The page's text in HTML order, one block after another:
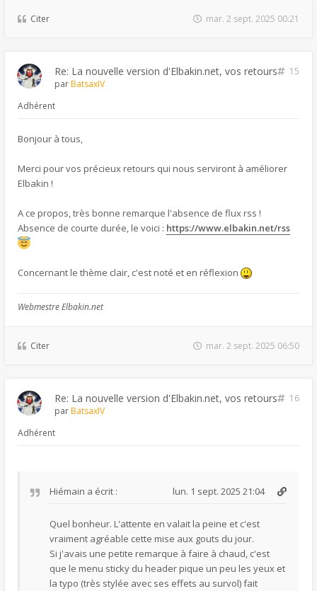
Citer mar. 2 sept. 2025 00:21
Re: La nouvelle version d'Elbakin.net, vos retours
15
parBatsaxIV
Adhérent
Bonjour à tous,
Merci pour vos précieux retours qui nous serviront à améliorer
Elbakin !
A ce propos, très bonne remarque l'absence de flux rss !
Absence de courte durée, le voici : https://www.elbakin.net/rss
Concernant le thème clair, c'est noté et en réflexion
Webmestre Elbakin.net
Citer mar. 2 sept. 2025 06:50
Re: La nouvelle version d'Elbakin.net, vos retours
16
parBatsaxIV
Adhérent
Hiémain a écrit : lun. 1 sept. 2025 21:04
Quel bonheur. L'attente en valait la peine et c'est
vraiment agréable cette mise aux gouts du jour.
Si j'avais une petite remarque à faire à chaud, c'est
que le menu sticky du header pique un peu les yeux et
la typo (très stylée avec ses effets au survol) fait